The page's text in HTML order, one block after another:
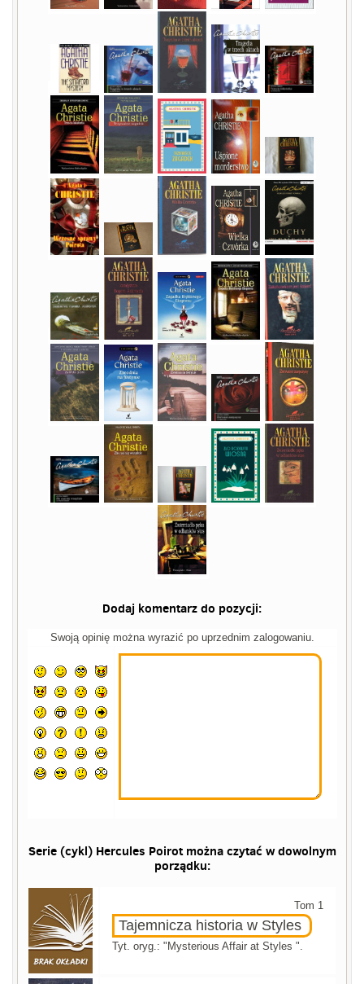
Dodaj komentarz do pozycji:
Swoją opinię można wyrazić po uprzednim zalogowaniu.
Serie (cykl) Hercules Poirot można czytać w dowolnym
porządku:
Tom 1
Tajemnicza historia w Styles
Tyt. oryg.: "Mysterious Affair at Styles ".